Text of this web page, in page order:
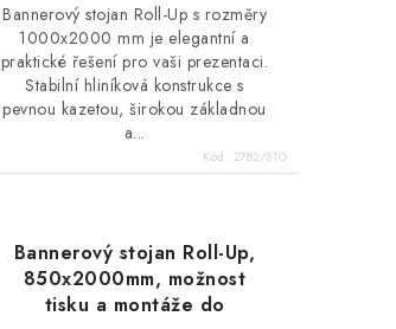
Bannerový stojan Roll-Up s rozměry
1000x2000 mm je elegantní a
praktické řešení pro vaši prezentaci.
Stabilní hliníková konstrukce s
pevnou kazetou, širokou základnou
a...
Kód: 2782/STO
Bannerový stojan Roll-Up,
850x2000mm, možnost
tisku a montáže do